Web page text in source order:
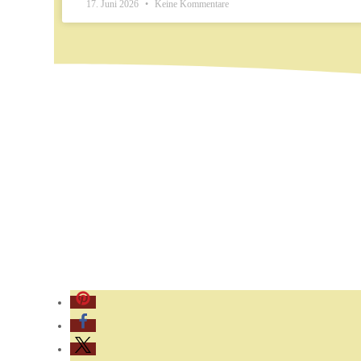
17. Juni 2026 Keine Kommentare